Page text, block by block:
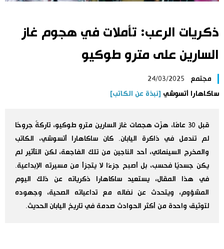
سياحة وسفر
اليابان في فيديو
مانغا وأنيمي
علوم وتكنولوجيا
الأقسام
صور
أشخاص
الأكثر تفاعلا
اللغة اليابانية تواصل معنا
ذكريات الرعب: تأملات في هجوم غاز
السارين على مترو طوكيو
مجتمع
24/03/2025
ساكاهارا أتسوشي [نبذة عن الكاتب]
قبل 30 عامًا، هزّت هجمات غاز السارين مترو طوكيو، تاركةً جروحًا
لم تندمل في ذاكرة اليابان. كان ساكاهارا أتسوشي، الكاتب
والمخرج السينمائي، أحد الناجين من تلك الفاجعة، لكن التأثير لم
يكن جسديًا فحسب، بل أصبح جزءًا لا يتجزأ من مسيرته الإبداعية.
في هذا المقال، يستعيد ساكاهارا ذكرياته عن ذلك اليوم
المشؤوم، ويتحدث عن نضاله مع تداعياته الصحية، وجهوده
لتوثيق واحدة من أكثر الحوادث صدمة في تاريخ اليابان الحديث.